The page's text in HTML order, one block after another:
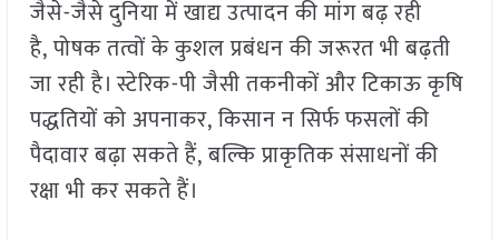
जैसे-जैसे दुनिया में खाद्य उत्पादन की मांग बढ़ रही
है, पोषक तत्वों के कुशल प्रबंधन की जरूरत भी बढ़ती
जा रही है। स्टेरिक-पी जैसी तकनीकों और टिकाऊ कृषि
पद्धतियों को अपनाकर, किसान न सिर्फ फसलों की
पैदावार बढ़ा सकते हैं, बल्कि प्राकृतिक संसाधनों की
रक्षा भी कर सकते हैं।